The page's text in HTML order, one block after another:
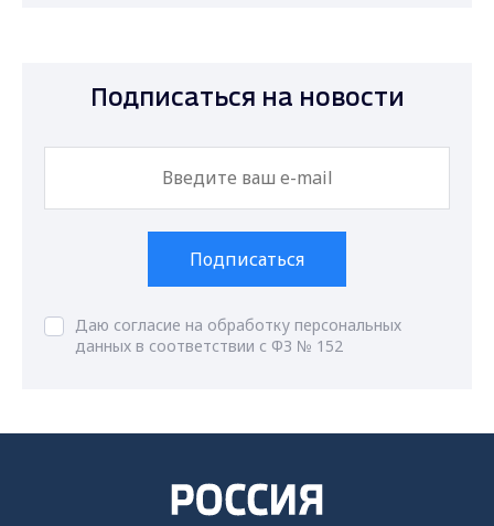
Подписаться на новости
Подписаться
Даю согласие на обработку персональных
данных в соответствии с ФЗ № 152